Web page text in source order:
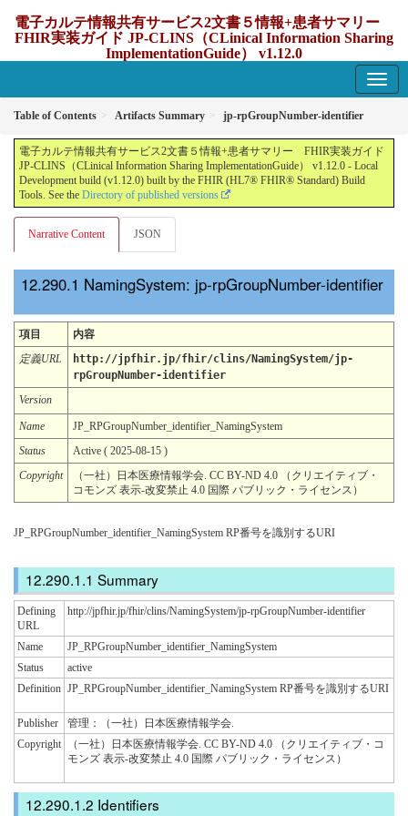
電子カルテ情報共有サービス2文書５情報+患者サマリー
FHIR実装ガイド JP-CLINS（CLinical Information Sharing
ImplementationGuide） v1.12.0
Table of Contents Artifacts Summary jp-rpGroupNumber-identifier
電子カルテ情報共有サービス2文書５情報+患者サマリー FHIR実装ガイド
JP-CLINS（CLinical Information Sharing ImplementationGuide） v1.12.0 - Local
Development build (v1.12.0) built by the FHIR (HL7® FHIR® Standard) Build
Tools. See the Directory of published versions
Narrative Content JSON
NamingSystem: jp-rpGroupNumber-identifier
項目
内容
定義URL
http://jpfhir.jp/fhir/clins/NamingSystem/jp-
rpGroupNumber-identifier
Version
Name
JP_RPGroupNumber_identifier_NamingSystem
Status
Active ( 2025-08-15 )
Copyright
（一社）日本医療情報学会. CC BY-ND 4.0 （クリエイティブ・
コモンズ 表示-改変禁止 4.0 国際 パブリック・ライセンス）
JP_RPGroupNumber_identifier_NamingSystem RP番号を識別するURI
Summary
Defining
URL
http://jpfhir.jp/fhir/clins/NamingSystem/jp-rpGroupNumber-identifier
Name
JP_RPGroupNumber_identifier_NamingSystem
Status
active
Definition JP_RPGroupNumber_identifier_NamingSystem RP番号を識別するURI
Publisher
管理：（一社）日本医療情報学会.
Copyright
（一社）日本医療情報学会. CC BY-ND 4.0 （クリエイティブ・コ
モンズ 表示-改変禁止 4.0 国際 パブリック・ライセンス）
Identifiers